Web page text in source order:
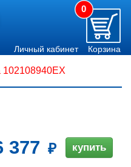
0
Личный кабинет Корзина
102108940EX
377 купить